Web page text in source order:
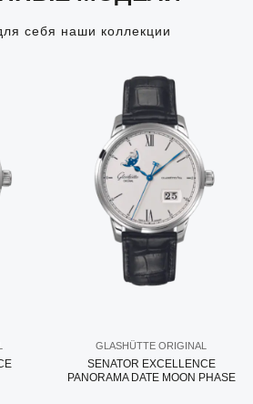
себя наши коллекции
GLASHÜTTE ORIGINAL
SENATOR EXCELLENCE
PANORAMA DATE MOON PHASE